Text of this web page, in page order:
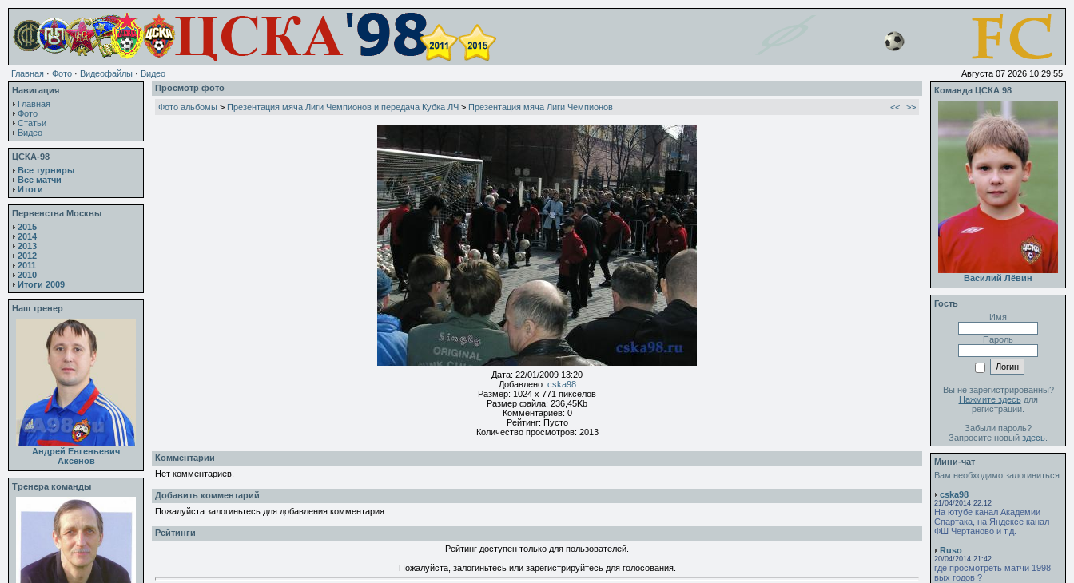
Главная · Фото · Видеофайлы · Видео
Августа 07 2026 10:29:55
Навигация
Главная
Фото
Статьи
Видео
ЦСКА-98
Все турниры
Все матчи
Итоги
Первенства Москвы
2015
2014
2013
2012
2011
2010
Итоги 2009
Наш тренер
Андрей Евгеньевич
Аксенов
Тренера команды
Просмотр фото
Фото альбомы > Презентация мяча Лиги Чемпионов и передача Кубка ЛЧ > Презентация мяча Лиги Чемпионов << >>
Дата: 22/01/2009 13:20
Добавлено: cska98
Размер: 1024 x 771 пикселов
Размер файла: 236,45Kb
Комментариев: 0
Рейтинг: Пусто
Количество просмотров: 2013
Комментарии
Нет комментариев.
Добавить комментарий
Пожалуйста залогиньтесь для добавления комментария.
Рейтинги
Рейтинг доступен только для пользователей.
Пожалуйста, залогиньтесь или зарегистрируйтесь для голосования.
Команда ЦСКА 98
Василий Лёвин
Гость
Имя
Пароль
Вы не зарегистрированны?
Нажмите здесьдля
регистрации.
Забыли пароль?
Запросите новый здесь
Мини-чат
Вам необходимо залогиниться.
cska98
21/04/2014 22:12
На ютубе канал Академии
Спартака, на Яндексе канал
ФШ Чертаново и т.д.
Ruso
20/04/2014 21:42
где просмотреть матчи 1998
вых годов ?